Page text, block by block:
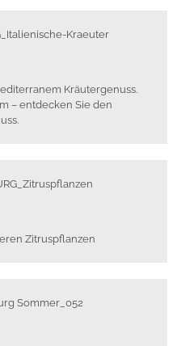
Kräutergenuss.
– entdecken Sie den
Zitruspflanzen